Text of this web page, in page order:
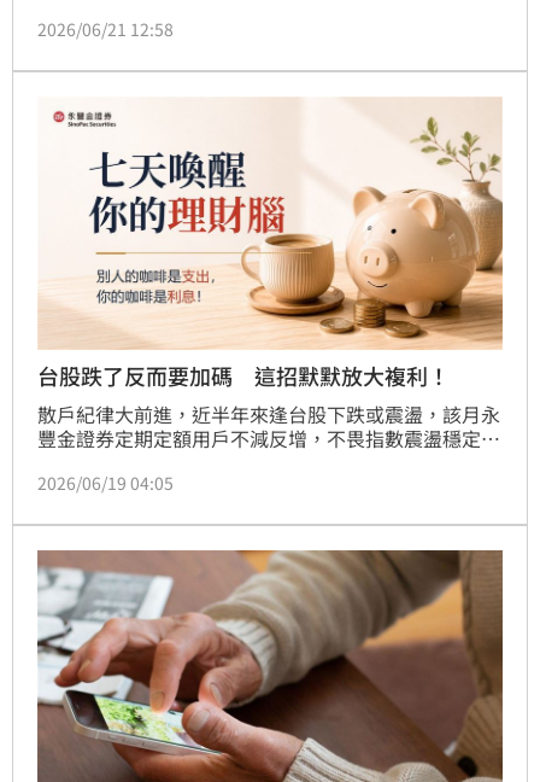
座內，事後，女騎士將過程影片上傳社群網路，引發眾
燙傷，還被網友抨擊，怒告傷害及妨害名譽，警方已受
理偵辦。
2026/06/21 12:58
台股跌了反而要加碼 這招默默放大複利！
散戶紀律大前進，近半年來逢台股下跌或震盪，該月永
豐金證券定期定額用戶不減反增，不畏指數震盪穩定成
投資用戶紀律不斷優化，上漲時懂得參與行情，下跌時
額台股人數與金額。
2026/06/19 04:05